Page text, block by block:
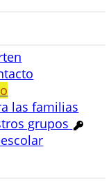
las familias
grupos